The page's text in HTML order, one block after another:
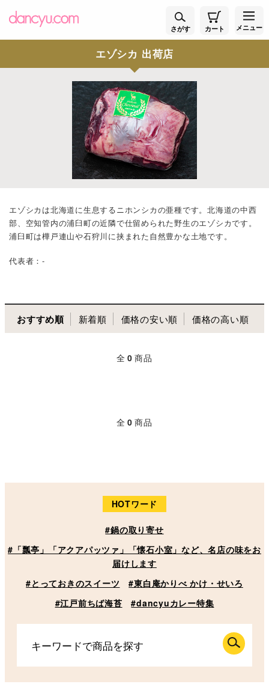
さがす カート メニュー
エゾシカ 出荷店
エゾシカは北海道に生息するニホンシカの亜種です。北海道の中西
部、空知管内の浦臼町の近隣で仕留められた野生のエゾシカです。
浦臼町は樺戸連山や石狩川に挟まれた自然豊かな土地です。
代表者：-
おすすめ順 新着順 価格の安い順 価格の高い順
全 0 商品
全 0 商品
HOTワード
#鍋の取り寄せ
#「瓢亭」「アクアパッツァ」「懐石小室」など、名店の味をお
届けします
#とっておきのスイーツ
#東白庵かりべ かけ・せいろ
#江戸前ちば海苔
#dancyuカレー特集